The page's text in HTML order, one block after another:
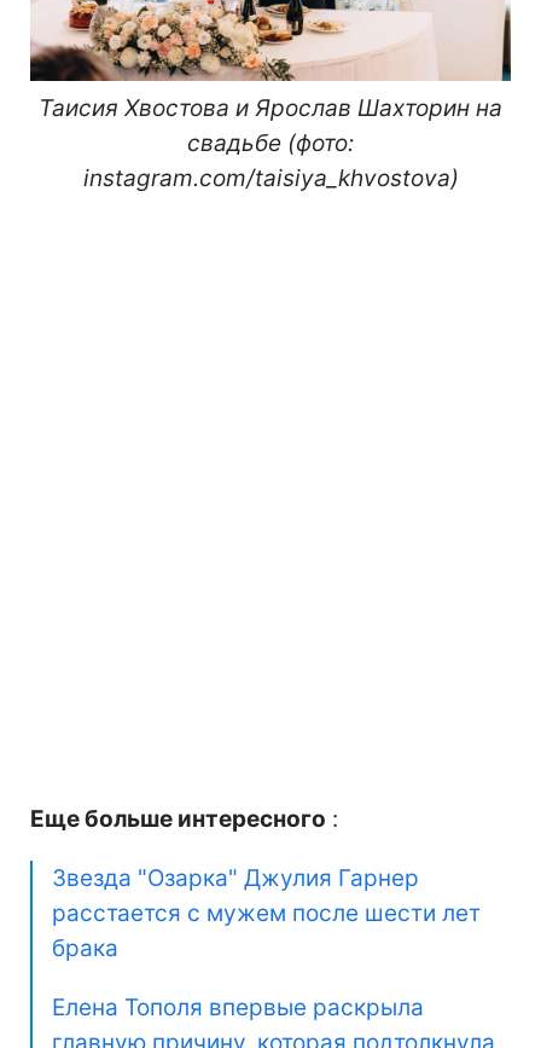
Таисия Хвостова и Ярослав Шахторин на
свадьбе (фото:
instagram.com/taisiya_khvostova)
Еще больше интересного :
Звезда "Озарка" Джулия Гарнер
расстается с мужем после шести лет
брака
Елена Тополя впервые раскрыла
главную причину, которая подтолкнула